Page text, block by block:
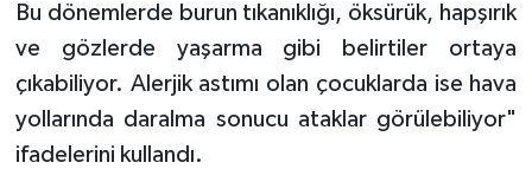
Bu dönemlerde burun tıkanıklığı, öksürük, hapşırık
ve gözlerde yaşarma gibi belirtiler ortaya
çıkabiliyor. Alerjik astımı olan çocuklarda ise hava
yollarında daralma sonucu ataklar görülebiliyor"
ifadelerini kullandı.